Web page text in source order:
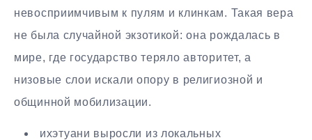
невосприимчивым к пулям и клинкам. Такая вера
не была случайной экзотикой: она рождалась в
мире, где государство теряло авторитет, а
низовые слои искали опору в религиозной и
общинной мобилизации.
ихэтуани выросли из локальных